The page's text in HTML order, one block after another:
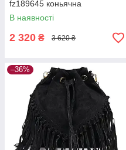
fz189645 коньячна
В наявності
2 320 ₴ 3 620 ₴
–36%